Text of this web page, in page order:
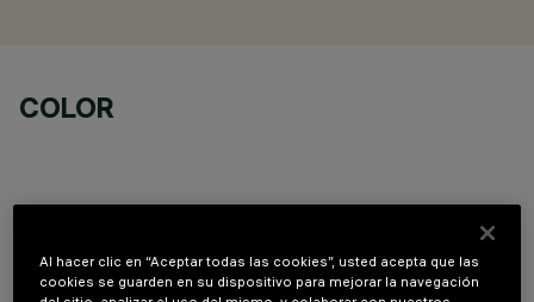
COLOR
COMPONENTES OPCIONALES
Al hacer clic en “Aceptar todas las cookies”, usted acepta que las
cookies se guarden en su dispositivo para mejorar la navegación